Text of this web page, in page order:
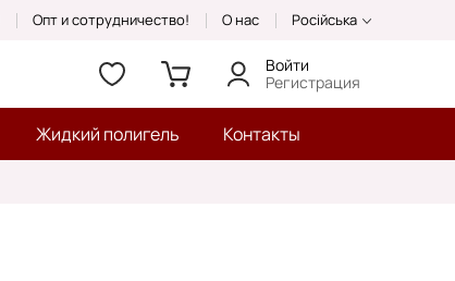
Опт и сотрудничество! О нас Російська
Войти
Регистрация
Жидкий полигель Контакты